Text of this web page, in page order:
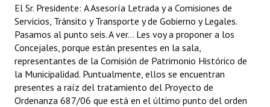
El Sr. Presidente: A Asesoría Letrada y a Comisiones de
Servicios, Tránsito y Transporte y de Gobierno y Legales.
Pasamos al punto seis. A ver... Les voy a proponer a los
Concejales, porque están presentes en la sala,
representantes de la Comisión de Patrimonio Histórico de
la Municipalidad. Puntualmente, ellos se encuentran
presentes a raíz del tratamiento del Proyecto de
Ordenanza 687/06 que está en el último punto del orden